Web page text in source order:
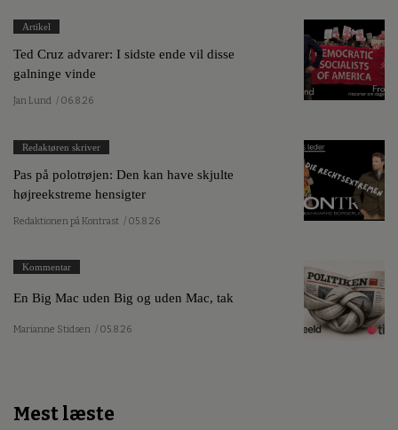
Artikel
Ted Cruz advarer: I sidste ende vil disse
galninge vinde
Jan Lund / 06.8.26
Redaktøren skriver
Pas på polotrøjen: Den kan have skjulte
højreekstreme hensigter
Redaktionen på Kontrast / 05.8.26
Kommentar
En Big Mac uden Big og uden Mac, tak
Marianne Stidsen / 05.8.26
Mest læste